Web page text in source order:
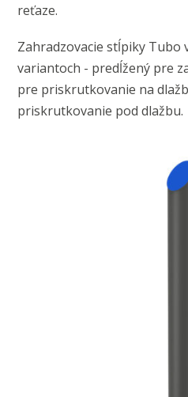
reťaze.
Zahradzovacie stĺpiky Tubo
variantoch - predĺžený pre
pre priskrutkovanie na
priskrutkovanie pod dlažbu.